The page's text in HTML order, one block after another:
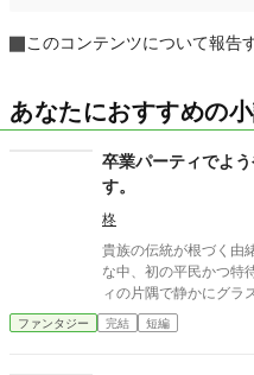
このコンテンツについて報告
あなたにおすすめの
卒業パーティでよ
す。
柊
貴族の伝統が根づく由
な中、初の平民かつ特
ィの片隅で静かにグラ
の王太子ノアディス
ファンタジー 完結 短編